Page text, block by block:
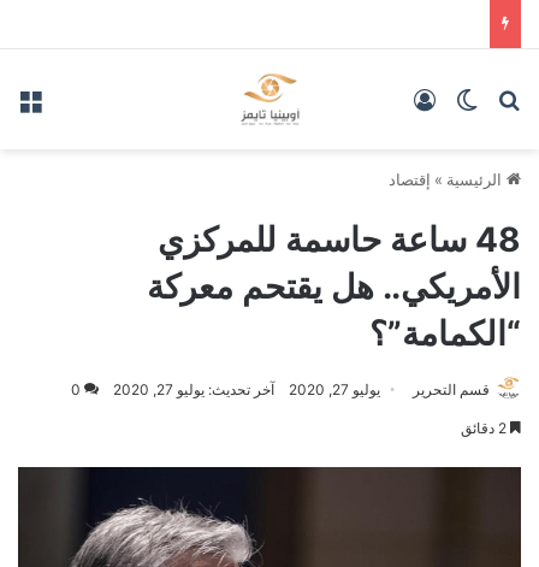
بحث عنالوضع المظلم
الرئيسية » إقتصاد
48 ساعة حاسمة للمركزي
الأمريكي.. هل يقتحم معركة
“الكمامة”؟
قسم التحرير يوليو 27, 2020 آخر تحديث: يوليو 27, 2020 0